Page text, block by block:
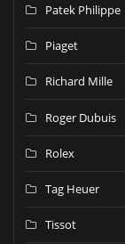
Patek Philippe
Piaget
Richard Mille
Roger Dubuis
Rolex
Tag Heuer
Tissot